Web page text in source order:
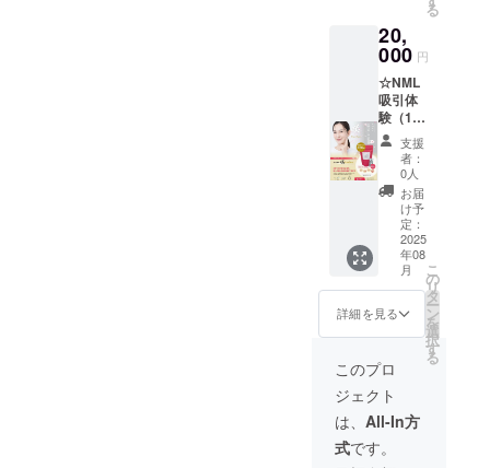
運勢/効
能は確
約する
もので
はあり
ませ
ん。 ※
ホット
サンド
＋ ス
ムー
ジーは
お好き
な種類
をお選
びいた
だけま
限：
3月末ま
で
ReNerg
yマルチ
ユース
NMNパ
ウダー
の吸引
体験 こ
んな方
におす
すめ ・
透明感
とハリ
を求め
る30〜
60代女
性 ・更
年期・
気にな
る方 ・
将来へ
の“体づ
くり”を
今始め
る
20,
000 円
☆NML
吸引体
験（10
分）×5
回 飲
む・塗
る・吸
う。 自
分らし
く“若
さ”を取
り入れ
る。
ReNerg
yマルチ
ユース
NMNパ
ウダー
の吸引
体験 こ
んな方
におす
支援
者：
0人
お届
け予
定：
2025
年08
月
詳細を見る
こ
の
リ
タ
ー
ン
を
選
択
す
る
このプロ
ジェクト
は、 All-In方
式です。